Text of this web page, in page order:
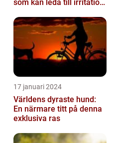
som kan leda till irritation
hun...
17 januari 2024
Världens dyraste hund:
En närmare titt på denna
exklusiva ras